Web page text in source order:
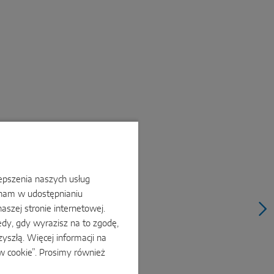
rozsunąć lub zsunąć na
i gotowe! Zapewnia
komfort i elegancki wygląd
naszych usług
w udostępnianiu
stronie internetowej.
gdy wyrazisz na to zgodę,
Więcej informacji na
cookie”. Prosimy również